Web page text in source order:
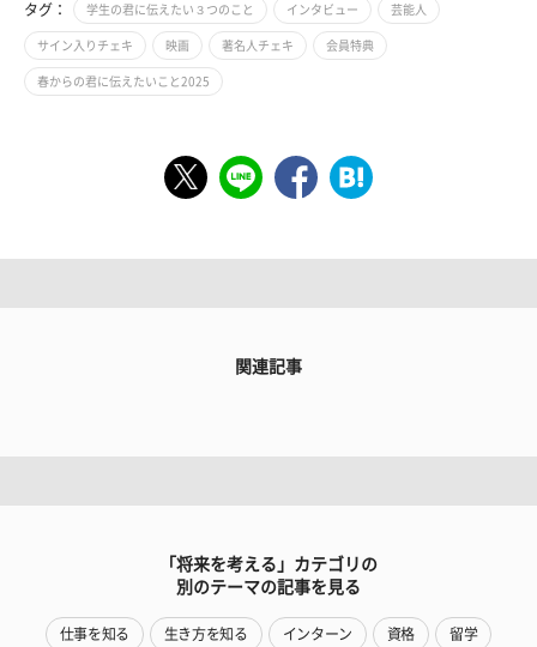
タグ： 学生の君に伝えたい３つのこと インタビュー 芸能人
サイン入りチェキ 映画 著名人チェキ 会員特典
春からの君に伝えたいこと2025
関連記事
「将来を考える」カテゴリの
別のテーマの記事を見る
仕事を知る 生き方を知る インターン 資格 留学